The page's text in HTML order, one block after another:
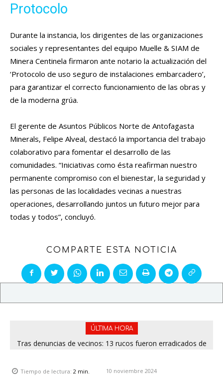
Protocolo
Durante la instancia, los dirigentes de las organizaciones
sociales y representantes del equipo Muelle & SIAM de
Minera Centinela firmaron ante notario la actualización del
‘Protocolo de uso seguro de instalaciones embarcadero’,
para garantizar el correcto funcionamiento de las obras y
de la moderna grúa.
El gerente de Asuntos Públicos Norte de Antofagasta
Minerals, Felipe Alveal, destacó la importancia del trabajo
colaborativo para fomentar el desarrollo de las
comunidades. “Iniciativas como ésta reafirman nuestro
permanente compromiso con el bienestar, la seguridad y
las personas de las localidades vecinas a nuestras
operaciones, desarrollando juntos un futuro mejor para
todas y todos”, concluyó.
COMPARTE ESTA NOTICIA